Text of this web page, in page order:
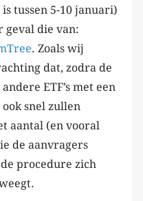
tussen 5-10 januari)
geval die van:
. Zoals wij
dat, zodra de
ETF’s met een
snel zullen
aantal (en vooral
de aanvragers
procedure zich